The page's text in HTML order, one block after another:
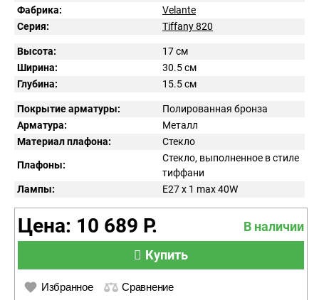
Фабрика:
Velante
Серия:
Tiffany 820
Высота:
17 см
Ширина:
30.5 см
Глубина:
15.5 см
Покрытие арматуры:
Полированная бронза
Арматура:
Металл
Материал плафона:
Стекло
Плафоны:
Стекло, выполненное в стиле
тиффани
Лампы:
E27 x 1 max 40W
Цена: 10 689 Р.
В наличии
Купить
Избранное Сравнение